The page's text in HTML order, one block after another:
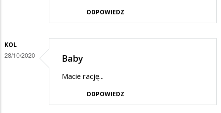
ODPOWIEDZ
KOL
28/10/2020 Baby
Macie rację...
ODPOWIEDZ